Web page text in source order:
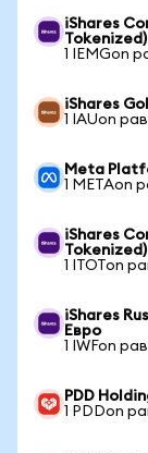
iShares
1 IEMGon
iShares
1 IAUon
Meta
1 METAon
iShares
1 ITOTon
iShares
Евро
1 IWFon
PDD
1 PDDon